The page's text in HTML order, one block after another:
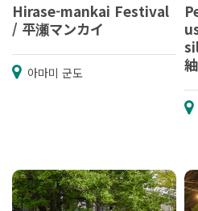
Hirase-mankai Festival
/ 平瀬マンカイ
아마미 군도